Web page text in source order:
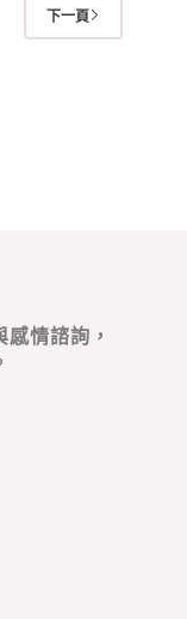
下一頁
情諮詢，